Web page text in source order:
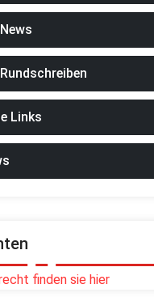
Links
finden sie hier